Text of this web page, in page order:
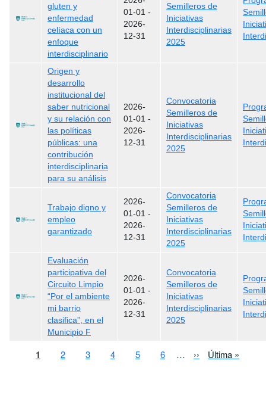
gluten y
enfermedad
celíaca con un
enfoque
interdisciplinario
01-01 -
2026-
12-31
Semilleros de
Iniciativas
Interdisciplinarias
2025
Origen y
desarrollo
institucional del
saber nutricional
y su relación con
las políticas
públicas: una
contribución
interdisciplinaria
para su análisis
2026-
01-01 -
2026-
12-31
Convocatoria
Semilleros de
Iniciativas
Interdisciplinarias
2025
Trabajo digno y
empleo
garantizado
2026-
01-01 -
2026-
12-31
Convocatoria
Semilleros de
Iniciativas
Interdisciplinarias
2025
Evaluación
participativa del
Circuito Limpio
“Por el ambiente
mi barrio
clasifica”, en el
Municipio F
2026-
01-01 -
2026-
12-31
Convocatoria
Semilleros de
Iniciativas
Interdisciplinarias
2025
Paginación
Página actual
1 Page
2 Page
3 Page
4 Page
5 Page
6 … Siguiente página
›› Última página
Última »